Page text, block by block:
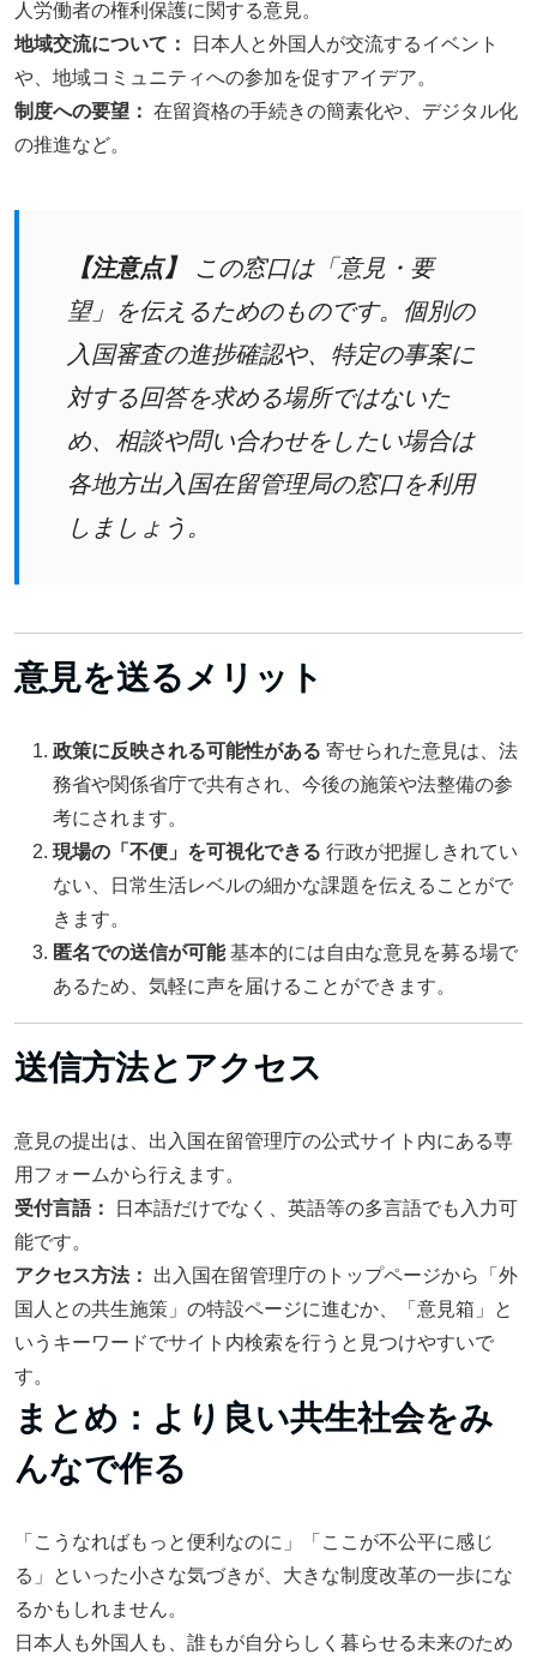
人労働者の権利保護に関する意見。
地域交流について：
日本人と外国人が交流するイベント
や、地域コミュニティへの参加を促すアイデア。
制度への要望： 在留資格の手続きの簡素化や、デジタル化
の推進など。
【注意点】
この窓口は「意見・要
望」を伝えるためのものです。個別の
入国審査の進捗確認や、特定の事案に
対する回答を求める場所ではないた
め、相談や問い合わせをしたい場合は
各地方出入国在留管理局の窓口を利用
しましょう。
意見を送るメリット
政策に反映される可能性がある 寄せられた意見は、法
務省や関係省庁で共有され、今後の施策や法整備の参
考にされます。
現場の「不便」を可視化できる 行政が把握しきれてい
ない、日常生活レベルの細かな課題を伝えることがで
きます。
匿名での送信が可能基本的には自由な意見を募る場で
あるため、気軽に声を届けることができます。
送信方法とアクセス
意見の提出は、出入国在留管理庁の公式サイト内にある専
用フォームから行えます。
受付言語：
日本語だけでなく、英語等の多言語でも入力可
能です。
アクセス方法：
出入国在留管理庁のトップページから「外
国人との共生施策」の特設ページに進むか、「意見箱」と
いうキーワードでサイト内検索を行うと見つけやすいで
す。
まとめ：より良い共生社会をみ
んなで作る
「こうなればもっと便利なのに」「ここが不公平に感じ
る」といった小さな気づきが、大きな制度改革の一歩にな
るかもしれません。
日本人も外国人も、誰もが自分らしく暮らせる未来のため